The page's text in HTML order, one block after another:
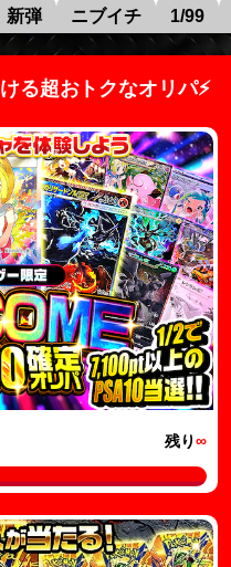
新弾 ニブイチ 1/99
る超おトクなオリパ⚡
残り∞